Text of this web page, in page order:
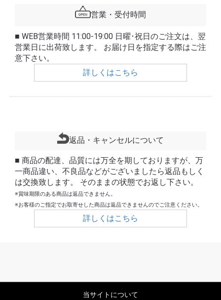
営業・受付時間
■ WEB営業時間 11:00-19:00 日曜･祝日のご注文は、翌
営業日に出荷致します。 お届け日を指定する際はご注
意下さい。
詳しくはこちら
返品・キャンセルについて
■ 商品の配達、品質には万全を期しておりますが、万
一商品違い、不良品などがございましたら返品もしく
は交換致します。 そのままの状態でお返し下さい。
※賞味期限のある商品は返品できません。
※お客様のご指定でお取寄せした商品は返品できませんのでご注意ください。
詳しくはこちら
当サイトについて